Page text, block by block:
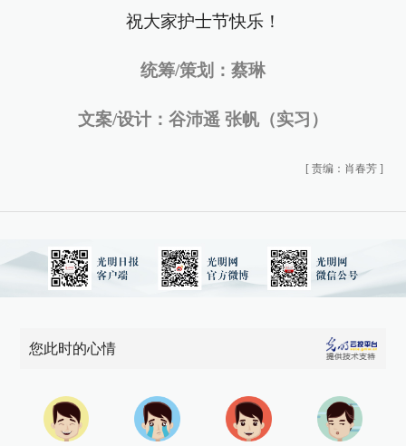
祝大家护士节快乐！
统筹/策划：蔡琳
文案/设计：谷沛遥 张帆（实习）
[ 责编：肖春芳 ]
您此时的心情